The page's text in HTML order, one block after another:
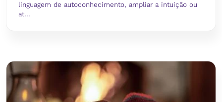
linguagem de autoconhecimento, ampliar a intuição ou
at...